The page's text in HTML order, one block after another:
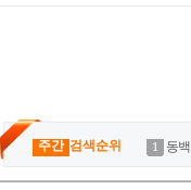
주간 검색순위 동백